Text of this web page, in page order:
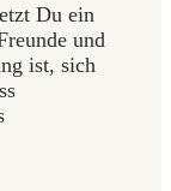
Du ein
und
ist, sich